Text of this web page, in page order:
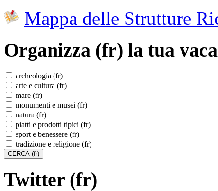
Mappa delle Strutture
Organizza (fr) la tua
archeologia (fr)
arte e cultura (fr)
mare (fr)
monumenti e musei (fr)
natura (fr)
piatti e prodotti tipici (fr)
sport e benessere (fr)
tradizione e religione (fr)
Twitter (fr)